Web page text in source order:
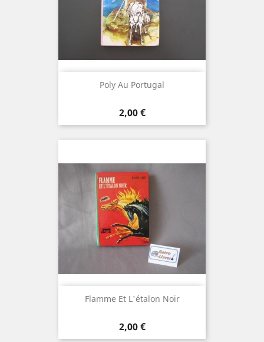
Poly Au Portugal
Prix
2,00 €
Flamme Et L'étalon Noir
Prix
2,00 €